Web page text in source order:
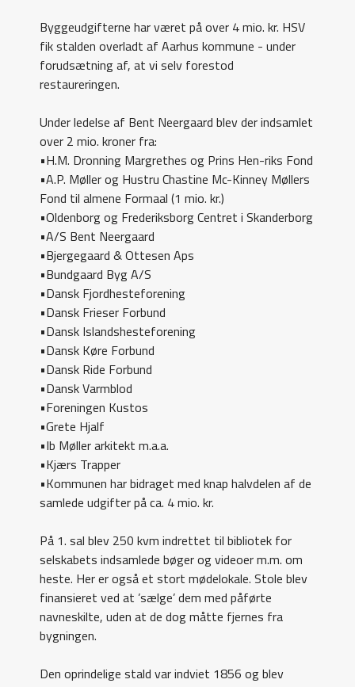
Byggeudgifterne har været på over 4 mio. kr. HSV
fik stalden overladt af Aarhus kommune - under
forudsætning af, at vi selv forestod
restaureringen.
Under ledelse af Bent Neergaard blev der indsamlet
over 2 mio. kroner fra:
•H.M. Dronning Margrethes og Prins Hen-riks Fond
•A.P. Møller og Hustru Chastine Mc-Kinney Møllers
Fond til almene Formaal (1 mio. kr.)
•Oldenborg og Frederiksborg Centret i Skanderborg
•A/S Bent Neergaard
•Bjergegaard & Ottesen Aps
•Bundgaard Byg A/S
•Dansk Fjordhesteforening
•Dansk Frieser Forbund
•Dansk Islandshesteforening
•Dansk Køre Forbund
•Dansk Ride Forbund
•Dansk Varmblod
•Foreningen Kustos
•Grete Hjalf
•Ib Møller arkitekt m.a.a.
•Kjærs Trapper
•Kommunen har bidraget med knap halvdelen af de
samlede udgifter på ca. 4 mio. kr.
På 1. sal blev 250 kvm indrettet til bibliotek for
selskabets indsamlede bøger og videoer m.m. om
heste. Her er også et stort mødelokale. Stole blev
finansieret ved at ’sælge’ dem med påførte
navneskilte, uden at de dog måtte fjernes fra
bygningen.
Den oprindelige stald var indviet 1856 og blev